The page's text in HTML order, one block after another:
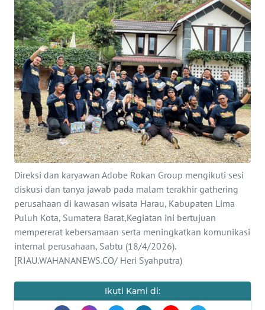
Direksi dan karyawan Adobe Rokan Group mengikuti sesi
diskusi dan tanya jawab pada malam terakhir gathering
perusahaan di kawasan wisata Harau, Kabupaten Lima
Puluh Kota, Sumatera Barat,Kegiatan ini bertujuan
mempererat kebersamaan serta meningkatkan komunikasi
internal perusahaan, Sabtu (18/4/2026).
[RIAU.WAHANANEWS.CO/ Heri Syahputra)
Ikuti Kami di:
PERISTIWA
Informasi
INDEKS
BERITA
KONTAK
KAMI
INFO
IKLAN
TENTANG
KAMI
PEDOMAN
SIBER